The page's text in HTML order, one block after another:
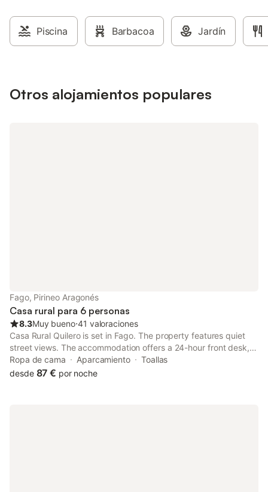
Piscina Barbacoa Jardín
Otros alojamientos populares
Fago, Pirineo Aragonés
Casa rural para 6 personas
8.3Muy bueno⋅41 valoraciones
Casa Rural Quilero is set in Fago. The property features quiet
street views. The accommodation offers a 24-hour front desk,
private check-in and check-out and organising tours for guests.
Ropa de cama Aparcamiento
Toallas
desde 87 € por noche